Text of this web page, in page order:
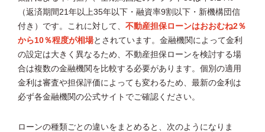
（返済期間21年以上35年以下・融資率9割以下・新機構団信
付き）です。これに対して、 不動産担保ローンはおおむね2％
から10％程度が相場とされています。金融機関によって金利
の設定は大きく異なるため、不動産担保ローンを検討する場
合は複数の金融機関を比較する必要があります。個別の適用
金利は審査や担保評価によっても変わるため、最新の金利は
必ず各金融機関の公式サイトでご確認ください。
ローンの種類ごとの違いをまとめると、次のようになりま